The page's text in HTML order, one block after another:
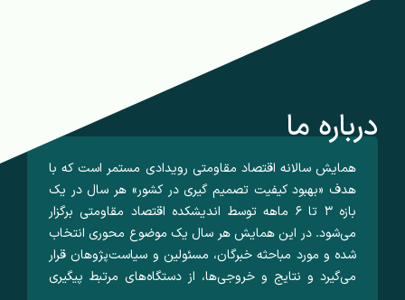
درباره ما
همایش سالانه اقتصاد مقاومتی رویدادی مستمر است که با
هدف «بهبود کیفیت تصمیم گیری در کشور» هر سال در یک
بازه ۳ تا ۶ ماهه توسط اندیشکده اقتصاد مقاومتی برگزار
می‌شود. در این همایش هر سال یک موضوع محوری انتخاب
شده و مورد مباحثه خبرگان، مسئولین و سیاست‌پژوهان قرار
می‌گیرد و نتایج و خروجی‌ها، از دستگاه‌های مرتبط پیگیری